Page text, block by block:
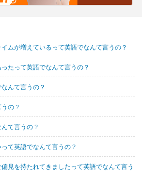
ムが増えているって英語でなんて言うの？
たって英語でなんて言うの？
んて言うの？
の？
て言うの？
て英語でなんて言うの？
見を持たれてきましたって英語でなんて言う